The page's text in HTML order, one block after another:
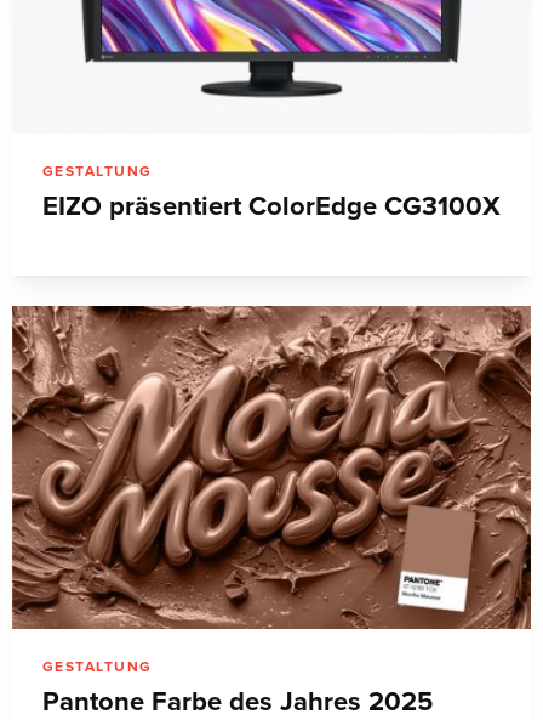
GESTALTUNG
EIZO präsentiert ColorEdge CG3100X
GESTALTUNG
Pantone Farbe des Jahres 2025